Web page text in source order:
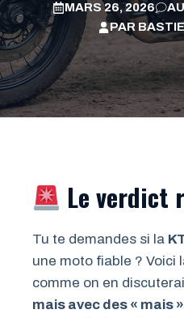
MARS 26, 2026
PAR
Le verdict
Tu te demandes si la
une moto fiable ? Voici
comme on en
mais avec des « mais »